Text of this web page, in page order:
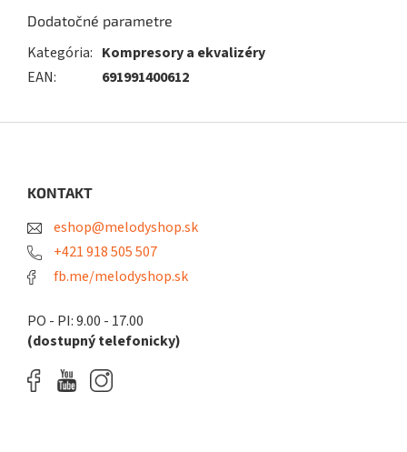
Dodatočné parametre
Kategória: Kompresory a ekvalizéry
EAN: 691991400612
KONTAKT
eshop@melodyshop.sk
+421 918 505 507
fb.me/melodyshop.sk
PO - PI: 9.00 - 17.00
(dostupný telefonicky)